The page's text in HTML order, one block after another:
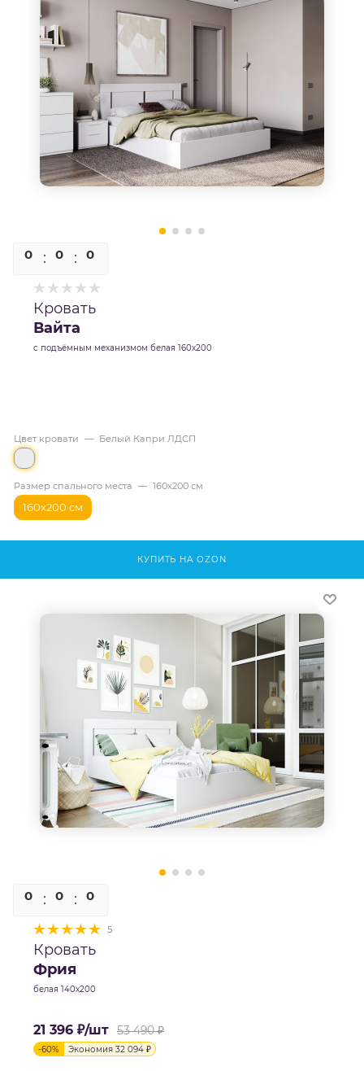
0 0 0
Кровать
Вайта
с подъёмным механизмом белая 160х200
КУПИТЬ НА OZON
Цвет кровати — Белый Капри ЛДСП
Размер спального места — 160х200 см
160х200 см
0 0 0
5
Кровать
Фрия
белая 140х200
21 396 ₽/шт 53 490₽
-60% Экономия 32 094 ₽